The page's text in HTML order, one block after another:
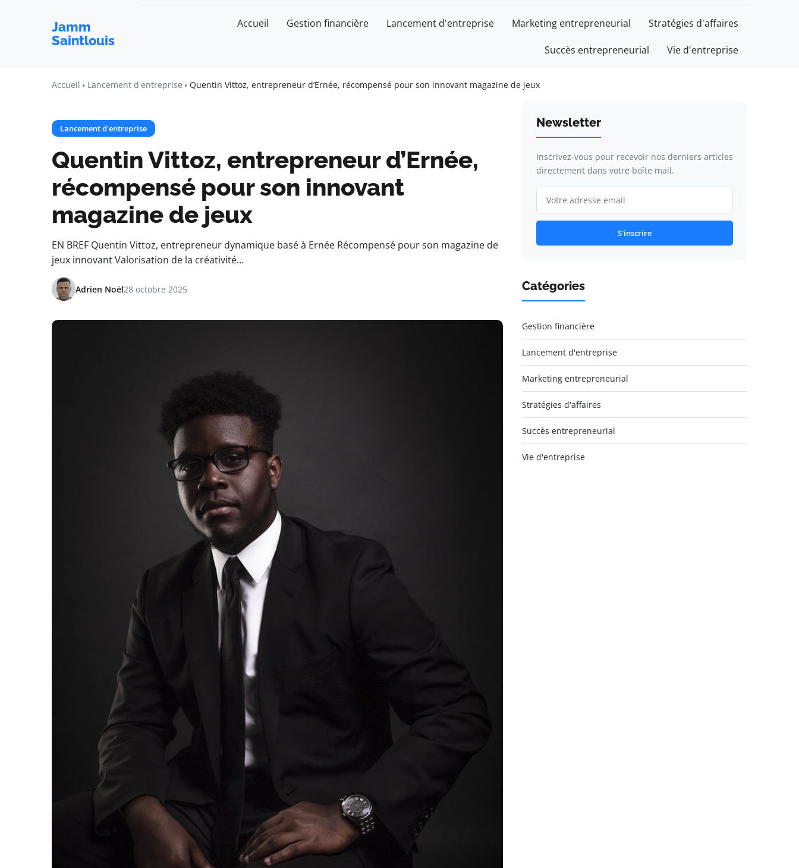
Jamm
Saintlouis
Accueil Gestion financière Lancement d'entreprise Marketing entrepreneurial Stratégies d'affaires
Succès entrepreneurial Vie d'entreprise
Accueil Lancement d'entreprise Quentin Vittoz, entrepreneur d’Ernée, récompensé pour son innovant magazine de jeux
Lancement d'entreprise
Quentin Vittoz, entrepreneur d’Ernée,
récompensé pour son innovant
magazine de jeux
EN BREF Quentin Vittoz, entrepreneur dynamique basé à Ernée Récompensé pour son magazine de
jeux innovant Valorisation de la créativité…
Adrien Noël28 octobre 2025
Newsletter
Inscrivez-vous pour recevoir nos derniers articles
directement dans votre boîte mail.
S'inscrire
Catégories
Gestion financière
Lancement d'entreprise
Marketing entrepreneurial
Stratégies d'affaires
Succès entrepreneurial
Vie d'entreprise